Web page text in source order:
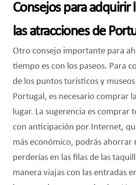
Consejos para adquirir
las atracciones de
Otro consejo importante para
tiempo es con los paseos. Para
de los puntos turísticos y
Portugal, es necesario comprar
lugar. La sugerencia es comprar
con anticipación por Internet,
más económico, podrás
perderías en las filas de las
manera viajas con las entradas